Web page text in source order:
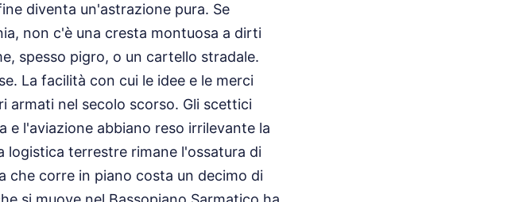
diventa un'astrazione pura. Se
non c'è una cresta montuosa a dirti
spesso pigro, o un cartello stradale.
La facilità con cui le idee e le merci
armati nel secolo scorso. Gli scettici
l'aviazione abbiano reso irrilevante la
logistica terrestre rimane l'ossatura di
che corre in piano costa un decimo di